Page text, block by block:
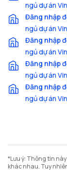
ngủ dự án
Đăng nhập
ngủ dự án
Đăng nhập
ngủ dự án
Đăng nhập
ngủ dự án
Đăng nhập
ngủ dự án
*Lưu ý: Thông tin
khác nhau. Tuy